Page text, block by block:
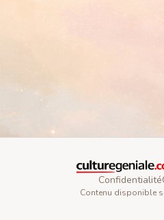
Confidentialité
Contenu disponible